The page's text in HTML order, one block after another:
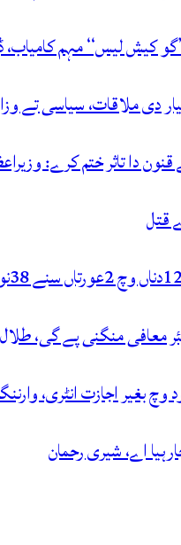
کیش لیس‘‘ مہم کامیاب،
دی ملاقات، سیاسی تے
دا تاثر ختم کرے:
معافی منگنی پے گی،
بغیر اجازت انٹری،
اے، شیری رحمان